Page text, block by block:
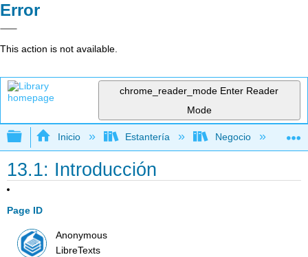
Error
This action is not available.
chrome_reader_mode Enter Reader
Mode
Expandir/contraer jerarquía global
Inicio Estantería Negocio
13.1: Introducción
Page ID
Anonymous
LibreTexts